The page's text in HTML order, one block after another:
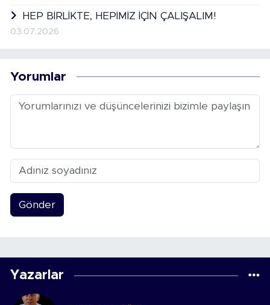
HEP BİRLİKTE, HEPİMİZ İÇİN ÇALIŞALIM!
03.07.2026
Yorumlar
Gönder
Yazarlar